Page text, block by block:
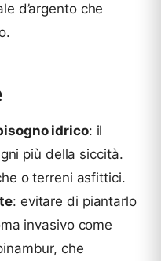
d’argento che
idrico: il
più della siccità.
o terreni asfittici.
: evitare di piantarlo
invasivo come
che